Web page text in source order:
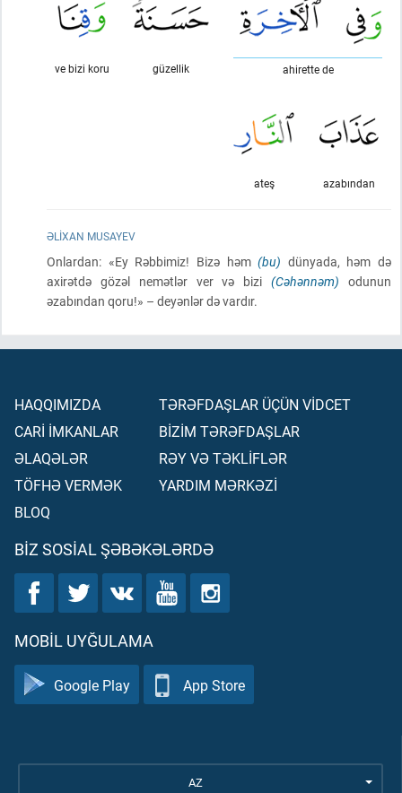
ahirette de
güzellik
ve bizi koru
azabından
ateş
ƏLIXAN MUSAYEV
Onlardan: «Ey Rəbbimiz! Bizə həm(bu) dünyada, həm də
axirətdə gözəl nemətlər ver və bizi(Cəhənnəm) odunun
əzabından qoru!» – deyənlər də vardır.
HAQQIMIZDA
CARİ İMKANLAR
ƏLAQƏLƏR
TÖFHƏ VERMƏK
BLOQ
TƏRƏFDAŞLAR ÜÇÜN VİDCET
BİZİM TƏRƏFDAŞLAR
RƏY VƏ TƏKLİFLƏR
YARDIM MƏRKƏZİ
BIZ SOSIAL ŞƏBƏKƏLƏRDƏ
MOBIL UYĞULAMA
Google Play App Store
AZ